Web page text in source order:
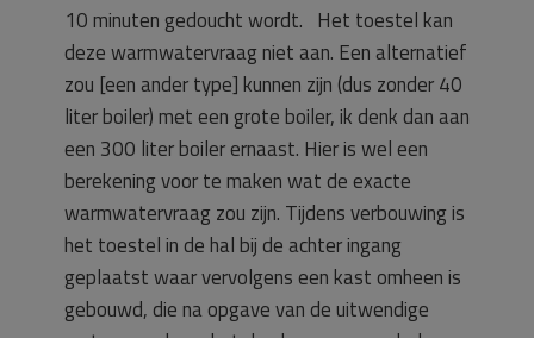
10 minuten gedoucht wordt. Het toestel kan
deze warmwatervraag niet aan. Een alternatief
zou [een ander type] kunnen zijn (dus zonder 40
liter boiler) met een grote boiler, ik denk dan aan
een 300 liter boiler ernaast. Hier is wel een
berekening voor te maken wat de exacte
warmwatervraag zou zijn. Tijdens verbouwing is
het toestel in de hal bij de achter ingang
geplaatst waar vervolgens een kast omheen is
gebouwd, die na opgave van de uitwendige